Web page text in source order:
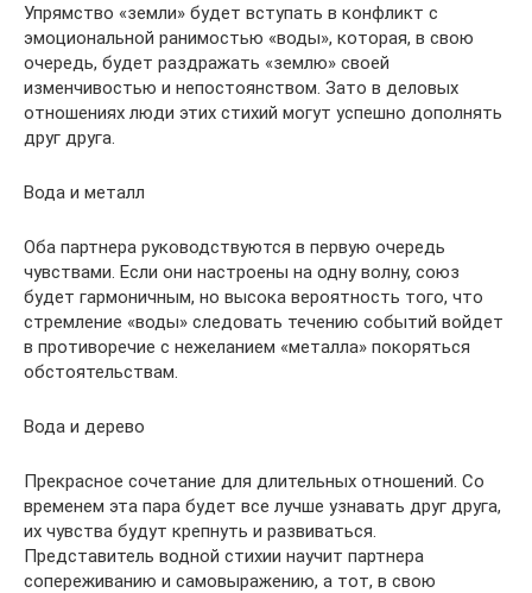
Упрямство «земли» будет вступать в конфликт с
эмоциональной ранимостью «воды», которая, в свою
очередь, будет раздражать «землю» своей
изменчивостью и непостоянством. Зато в деловых
отношениях люди этих стихий могут успешно дополнять
друг друга.
Вода и металл
Оба партнера руководствуются в первую очередь
чувствами. Если они настроены на одну волну, союз
будет гармоничным, но высока вероятность того, что
стремление «воды» следовать течению событий войдет
в противоречие с нежеланием «металла» покоряться
обстоятельствам.
Вода и дерево
Прекрасное сочетание для длительных отношений. Со
временем эта пара будет все лучше узнавать друг друга,
их чувства будут крепнуть и развиваться.
Представитель водной стихии научит партнера
сопереживанию и самовыражению, а тот, в свою